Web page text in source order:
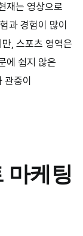
재는 영상으로
과 경험이 많이
, 스포츠 영역은
에 쉽지 않은
중이
마케팅